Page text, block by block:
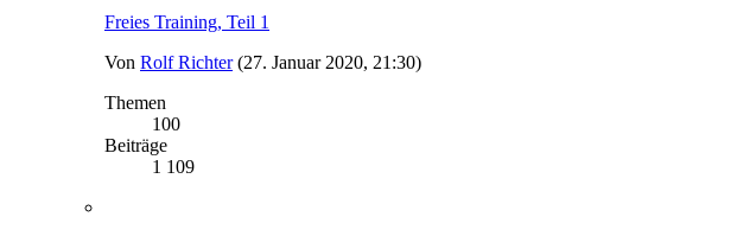
Freies Training, Teil 1
Von Rolf Richter (27. Januar 2020, 21:30)
Themen
100
Beiträge
1 109